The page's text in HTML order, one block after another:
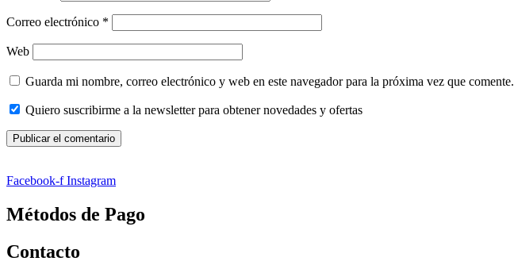
Correo electrónico *
Web
Guarda mi nombre, correo electrónico y web en este navegador para la próxima vez que comente.
Quiero suscribirme a la newsletter para obtener novedades y ofertas
Facebook-f Instagram
Métodos de Pago
Contacto